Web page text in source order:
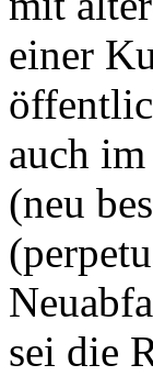
einer
auch
(neu
sei die